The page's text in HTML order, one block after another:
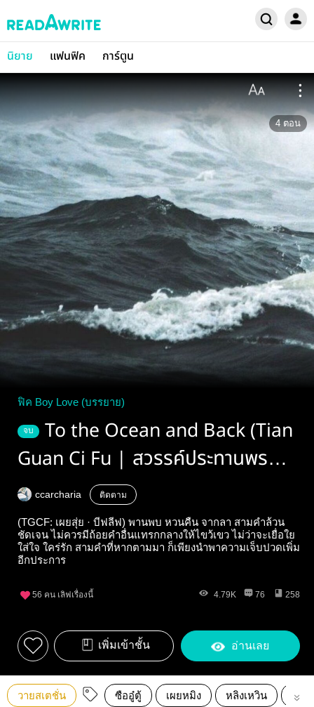
นิยาย แฟนฟิค การ์ตูน
4 ตอน
ฟิค Boy Love (บรรยาย)
จบ
To the Ocean and Back (Tian
Guan Ci Fu | สวรรค์ประทานพร
Fanfic: Peishui · Beefleaf)
ccarcharia ติดตาม
(TGCF: เผยสุ่ย · บีฟลีฟ) พานพบ หวนคืน จากลา สามคำล้วน
ชัดเจน ไม่ควรมีถ้อยคำอื่นแทรกกลางให้ไขว้เขว ไม่ว่าจะเยื่อใย
ใส่ใจ ใคร่รัก สามคำที่หากตามมา ก็เพียงนำพาความเจ็บปวดเพิ่ม
อีกประการ
56 คน เลิฟเรื่องนี้ 4.79K 76 258
เพิ่มเข้าชั้น อ่านเลย
วายสเตชั่น ซืออู๋ตู้ เผยหมิง หลิงเหวิน